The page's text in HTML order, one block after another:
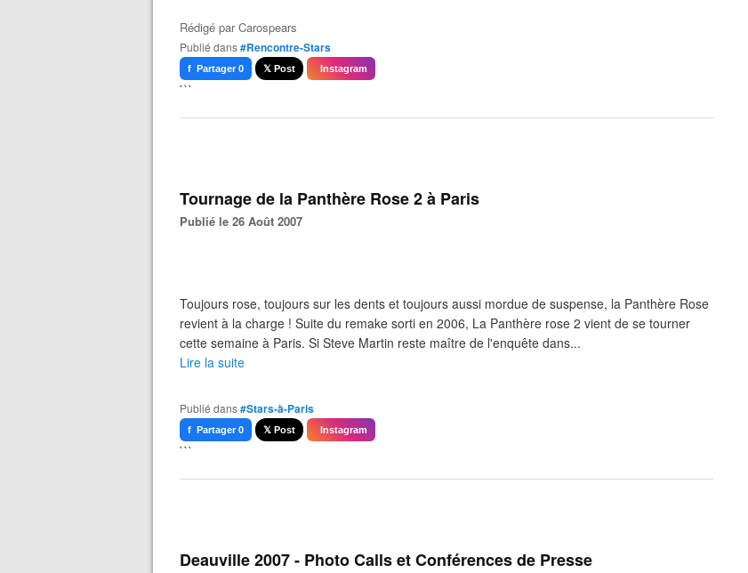
Rédigé parCarospears
Publié dans#Rencontre-Stars
f Partager 0 𝕏 Post Instagram
```
Tournage de la Panthère Rose 2 à Paris
Publié le 26 Août 2007
Toujours rose, toujours sur les dents et toujours aussi mordue de suspense, la Panthère Rose
revient à la charge ! Suite du remake sorti en 2006, La Panthère rose 2 vient de se tourner
cette semaine à Paris. Si Steve Martin reste maître de l'enquête dans...
Lire la suite
Publié dans#Stars-à-Paris
f Partager 0 𝕏 Post Instagram
```
Deauville 2007 - Photo Calls et Conférences de Presse